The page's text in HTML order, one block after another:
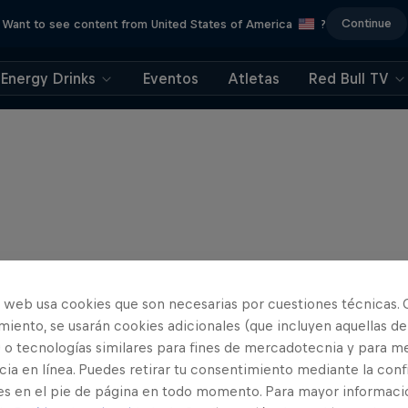
Want to see content from United States of America ? Continue
Energy Drinks Eventos Atletas Red Bull TV
web usa cookies que son necesarias por cuestiones técnicas.
se usarán cookies adicionales (que incluyen aquellas de
tecnologías similares para fines de mercadotecnia y para
en línea. Puedes retirar tu consentimiento mediante la
en el pie de página en todo momento. Para mayor